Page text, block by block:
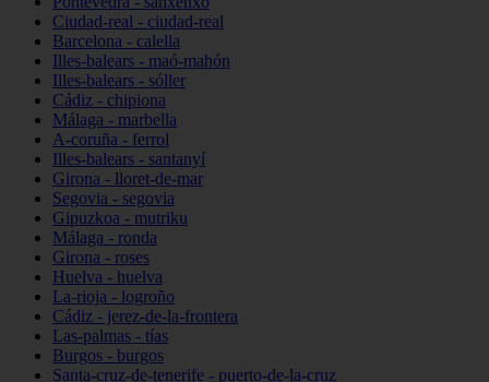
Ciudad-real - ciudad-real
Barcelona - calella
Illes-balears - maó-mahón
Illes-balears - sóller
Cádiz - chipiona
Málaga - marbella
A-coruña - ferrol
Illes-balears - santanyí
Girona - lloret-de-mar
Segovia - segovia
Gipuzkoa - mutriku
Málaga - ronda
Girona - roses
Huelva - huelva
La-rioja - logroño
Cádiz - jerez-de-la-frontera
Las-palmas - tías
Burgos - burgos
Santa-cruz-de-tenerife - puerto-de-la-cruz